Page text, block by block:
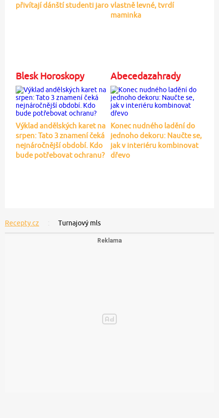
přivítají dánští studenti jaro vlastně levné, tvrdí
maminka
Blesk Horoskopy
Výklad andělských karet na
srpen: Tato 3 znamení čeká
nejnáročnější období. Kdo
bude potřebovat ochranu?
Abecedazahrady
Konec nudného ladění do
jednoho dekoru: Naučte se,
jak v interiéru kombinovat
dřevo
Recepty.cz Turnajový mls